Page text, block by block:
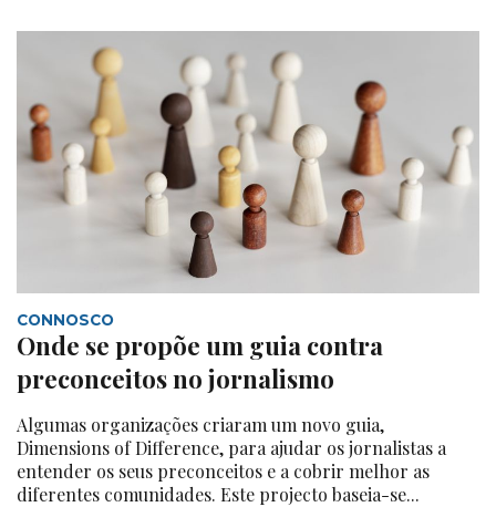
CONNOSCO
Onde se propõe um guia contra
preconceitos no jornalismo
Algumas organizações criaram um novo guia,
Dimensions of Difference, para ajudar os jornalistas a
entender os seus preconceitos e a cobrir melhor as
diferentes comunidades. Este projecto baseia-se...